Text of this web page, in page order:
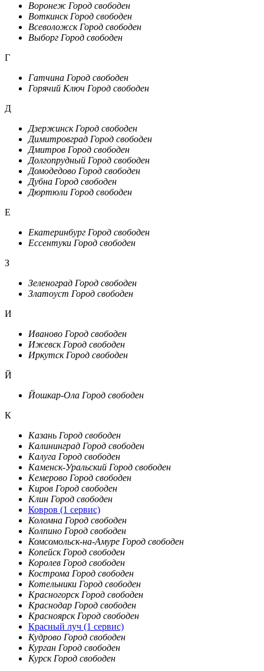
Воронеж Город свободен
Воткинск Город свободен
Всеволожск Город свободен
Выборг Город свободен
Г
Гатчина Город свободен
Горячий Ключ Город свободен
Д
Дзержинск Город свободен
Димитровград Город свободен
Дмитров Город свободен
Долгопрудный Город свободен
Домодедово Город свободен
Дубна Город свободен
Дюртюли Город свободен
Е
Екатеринбург Город свободен
Ессентуки Город свободен
З
Зеленоград Город свободен
Златоуст Город свободен
И
Иваново Город свободен
Ижевск Город свободен
Иркутск Город свободен
Й
Йошкар-Ола Город свободен
К
Казань Город свободен
Калининград Город свободен
Калуга Город свободен
Каменск-Уральский Город свободен
Кемерово Город свободен
Киров Город свободен
Клин Город свободен
Ковров (1 сервис)
Коломна Город свободен
Колпино Город свободен
Комсомольск-на-Амуре Город свободен
Копейск Город свободен
Королев Город свободен
Кострома Город свободен
Котельники Город свободен
Красногорск Город свободен
Краснодар Город свободен
Красноярск Город свободен
Красный луч (1 сервис)
Кудрово Город свободен
Курган Город свободен
Курск Город свободен